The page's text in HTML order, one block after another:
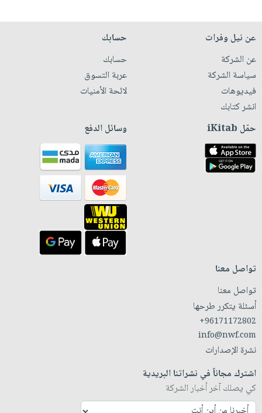
عن نيل وفرات
عن الشركة
سياسة الشركة
فيديوهات
انشر كتابك
حسابك
حسابك
عربة التسوق
لائحة الأمنيات
حمّل iKitab وسائل الدفع
تواصل معنا
تواصل معنا
أسئلة يتكرر طرحها
+96171172802
info@nwf.com
نشرة الإصدارات
اشترك مجاناً في نشراتنا البريدية
كي يصلك آخر أخبار الشركة